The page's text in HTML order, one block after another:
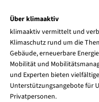
Über klimaaktiv
klimaaktiv vermittelt und
Klimaschutz rund um die
Gebäude, erneuerbare
Mobilität und
und Experten bieten
Unterstützungsangebote für
Privatpersonen.